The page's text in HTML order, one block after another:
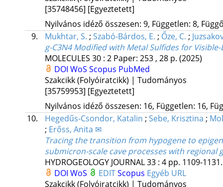
[35748456] [Egyeztetett]
Nyilvános idéző összesen: 9, Független: 8,
9.
Mukhtar, S. ; Szabó-Bárdos, E. ; Őze, C. ;
g-C3N4 Modified with Metal Sulfides for
MOLECULES 30: 2 Paper: 253 , 28 p. (2025)
DOI WoS Scopus PubMed
Szakcikk (Folyóiratcikk) | Tudományos
[35759953] [Egyeztetett]
Nyilvános idéző összesen: 16, Független: 16,
10.
Hegedűs-Csondor, Katalin ; Sebe, Krisztina ;
; Erőss, Anita ✉
Tracing the transition from hypogene to
submicron-scale cave processes with
HYDROGEOLOGY JOURNAL33: 4 pp. 1109-
DOI WoS EDITScopus Egyéb URL
Szakcikk (Folyóiratcikk) | Tudományos